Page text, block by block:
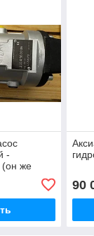
-
(он же
заменяет
и
90